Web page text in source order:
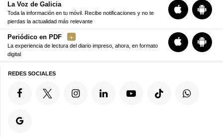
La Voz de Galicia
Toda la información en tu móvil. Recibe notificaciones y no te
pierdas la actualidad más relevante
Periódico en PDF
La experiencia de lectura del diario impreso, ahora, en formato
digital
REDES SOCIALES